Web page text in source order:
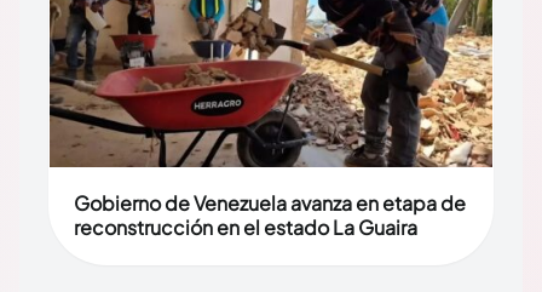
Gobierno de Venezuela avanza en etapa de
reconstrucción en el estado La Guaira